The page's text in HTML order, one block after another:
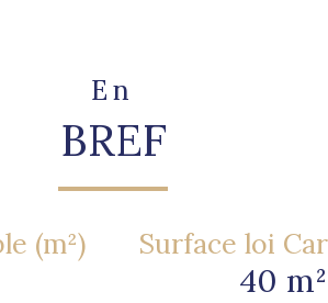
En
BREF
(m²) Surface loi
40 m²